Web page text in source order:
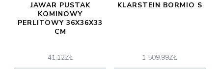
JAWAR PUSTAK
KOMINOWY
PERLITOWY 36X36X33
CM
41,12ZŁ
KLARSTEIN BORMIO S
1 509,99ZŁ